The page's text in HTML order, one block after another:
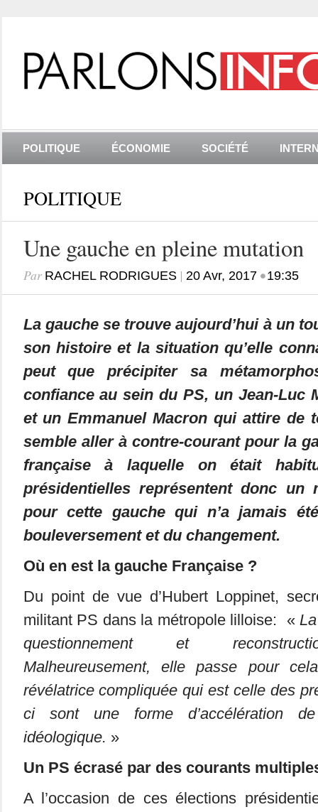
POLITIQUE ÉCONOMIE SOCIÉTÉ
POLITIQUE
Une gauche en pleine mutation
Par RACHEL RODRIGUES| 20 Avr, 2017•19:35
La gauche se trouve aujourd’hui à un
son histoire et la situation qu’elle
peut que précipiter sa
confiance au sein du PS, un Jean-Luc
et un Emmanuel Macron qui attire de
semble aller à contre-courant pour la
française à laquelle on était
présidentielles représentent donc un
pour cette gauche qui n’a jamais
bouleversement et du changement.
Où en est la gauche Française ?
Du point de vue d’Hubert Loppinet,
militant PS dans la métropole lilloise: «
questionnement et
Malheureusement, elle passe pour
révélatrice compliquée qui est celle des
ci sont une forme d’accélération
idéologique. »
Un PS écrasé par des courants
A l’occasion de ces élections